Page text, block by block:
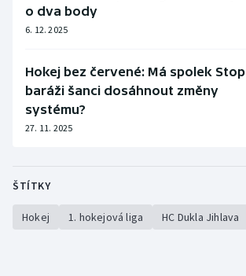
o dva body
6. 12. 2025
Hokej bez červené: Má spolek Stop
baráži šanci dosáhnout změny
systému?
27. 11. 2025
ŠTÍTKY
Hokej 1. hokejová liga HC Dukla Jihlava